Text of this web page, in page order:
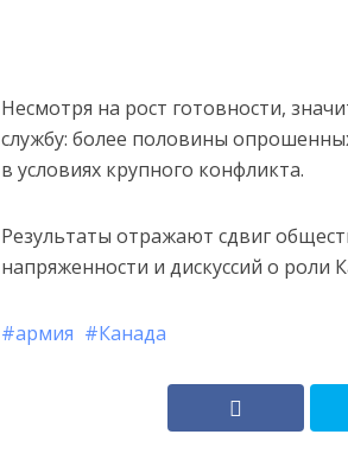
Несмотря на рост готовности,
службу: более половины
в условиях крупного конфликта.
Результаты отражают сдвиг
напряженности и дискуссий о роли
армия Канада